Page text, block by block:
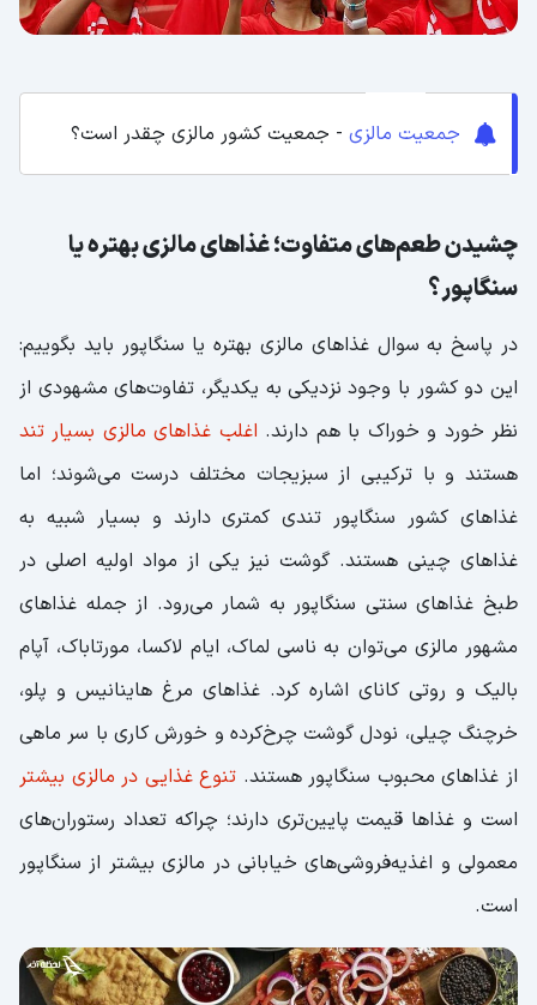
جمعیت مالزی - جمعیت کشور مالزی چقدر است؟
چشیدن طعم‌های متفاوت؛ غذاهای مالزی بهتره یا
سنگاپور؟
در پاسخ به سوال غذاهای مالزی بهتره یا سنگاپور باید بگوییم:
این دو کشور با وجود نزدیکی به یکدیگر، تفاوت‌های مشهودی از
نظر خورد و خوراک با هم دارند. اغلب غذاهای مالزی بسیار تند
هستند و با ترکیبی از سبزیجات مختلف درست می‌شوند؛ اما
غذاهای کشور سنگاپور تندی کمتری دارند و بسیار شبیه به
غذاهای چینی‌ هستند. گوشت نیز یکی از مواد اولیه اصلی در
طبخ غذاهای سنتی سنگاپور به شمار می‌رود. از جمله غذاهای
مشهور مالزی می‌توان به ناسی لماک، ایام لاکسا، مورتاباک، آپام
بالیک و روتی کانای اشاره کرد. غذاهای مرغ هاینانیس و پلو،
خرچنگ چیلی، نودل گوشت چرخ‌کرده و خورش کاری با سر ماهی
از غذاهای محبوب سنگاپور هستند. تنوع غذایی در مالزی بیشتر
است و غذاها قیمت پایین‌تری دارند؛ چراکه تعداد رستوران‌های
معمولی و اغذیه‌فروشی‌های خیابانی در مالزی بیشتر از سنگاپور
است.